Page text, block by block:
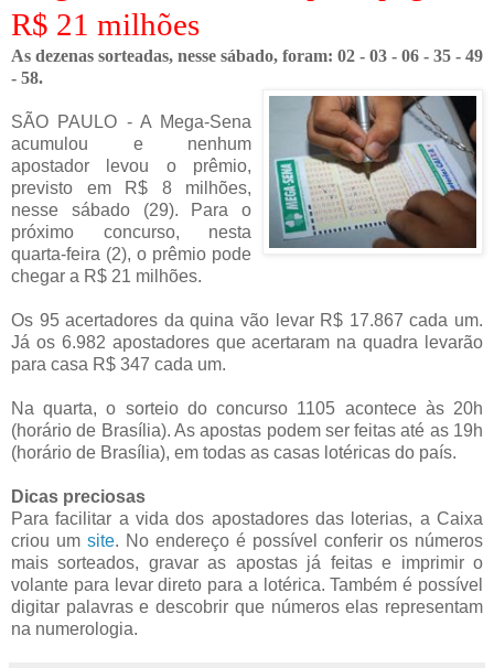
R$ 21 milhões
As dezenas sorteadas, nesse sábado, foram: 02 - 03 - 06 - 35 - 49
- 58.
SÃO PAULO - A Mega-Sena
acumulou e nenhum
apostador levou o prêmio,
previsto em R$ 8 milhões,
nesse sábado (29). Para o
próximo concurso, nesta
quarta-feira (2), o prêmio pode
chegar a R$ 21 milhões.
Os 95 acertadores da quina vão levar R$ 17.867 cada um.
Já os 6.982 apostadores que acertaram na quadra levarão
para casa R$ 347 cada um.
Na quarta, o sorteio do concurso 1105 acontece às 20h
(horário de Brasília). As apostas podem ser feitas até as 19h
(horário de Brasília), em todas as casas lotéricas do país.
Dicas preciosas
Para facilitar a vida dos apostadores das loterias, a Caixa
criou um site. No endereço é possível conferir os números
mais sorteados, gravar as apostas já feitas e imprimir o
volante para levar direto para a lotérica. Também é possível
digitar palavras e descobrir que números elas representam
na numerologia.